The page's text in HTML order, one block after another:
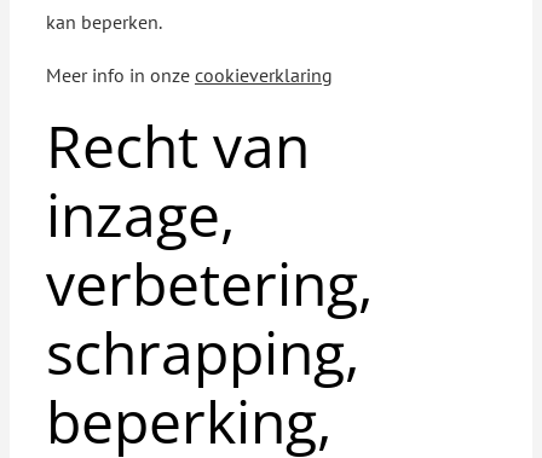
kan beperken.
Meer info in onze cookieverklaring
Recht van
inzage,
verbetering,
schrapping,
beperking,